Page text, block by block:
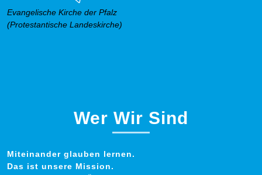
Evangelische Kirche der Pfalz
(Protestantische Landeskirche)
Wer Wir Sind
Miteinander glauben lernen.
Das ist unsere Mission.